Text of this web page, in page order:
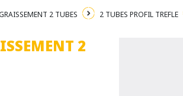
2 TUBES 2 TUBES PROFIL TREFLE
2